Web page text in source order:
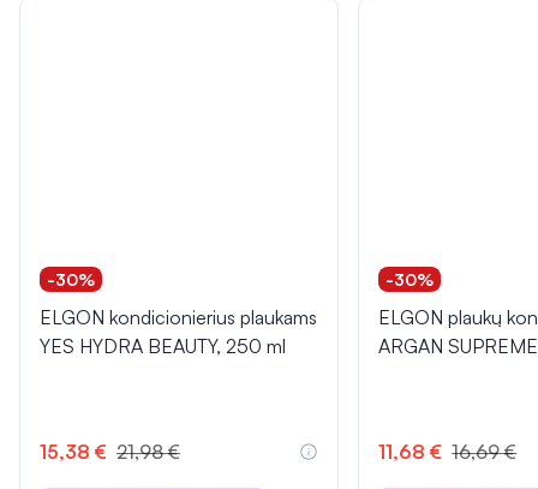
-30%
ELGON kondicionierius plaukams
YES HYDRA BEAUTY, 250 ml
15,38 € 21,98 €
-30%
ELGON plaukų
ARGAN
11,68 € 16,69 €